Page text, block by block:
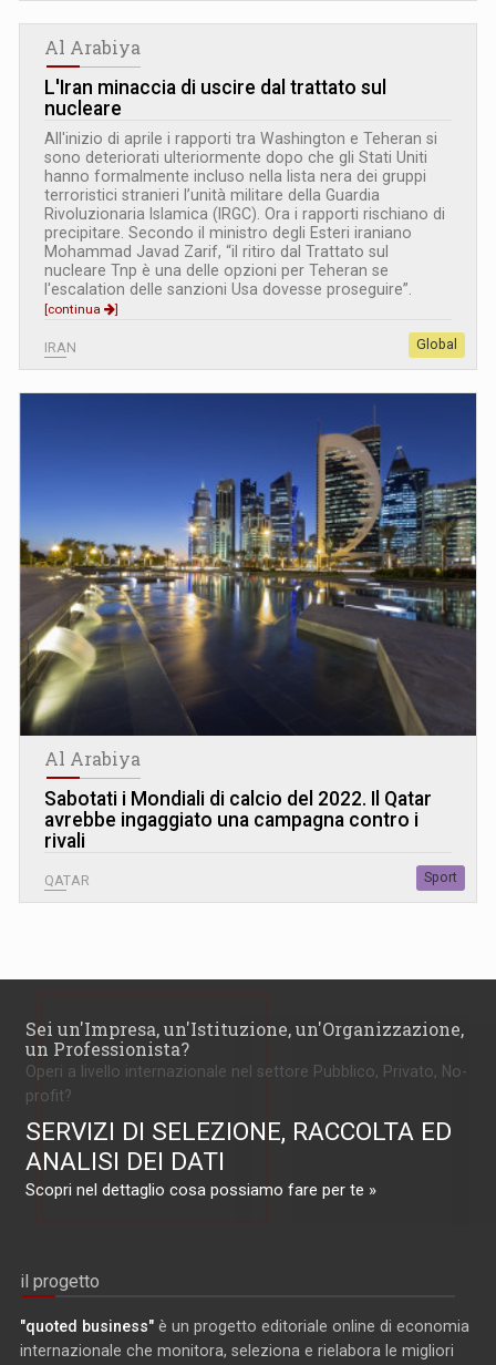
Al Arabiya
L'Iran minaccia di uscire dal trattato sul
nucleare
All'inizio di aprile i rapporti tra Washington e Teheran si
sono deteriorati ulteriormente dopo che gli Stati Uniti
hanno formalmente incluso nella lista nera dei gruppi
terroristici stranieri l’unità militare della Guardia
Rivoluzionaria Islamica (IRGC). Ora i rapporti rischiano di
precipitare. Secondo il ministro degli Esteri iraniano
Mohammad Javad Zarif, “il ritiro dal Trattato sul
nucleare Tnp è una delle opzioni per Teheran se
l'escalation delle sanzioni Usa dovesse proseguire”.
[continua ]
IRAN Global
Al Arabiya
Sabotati i Mondiali di calcio del 2022. Il Qatar
avrebbe ingaggiato una campagna contro i
rivali
QATAR Sport
Sei un'Impresa, un'Istituzione, un'Organizzazione,
un Professionista?
Operi a livello internazionale nel settore Pubblico, Privato, No-
profit?
SERVIZI DI SELEZIONE, RACCOLTA ED
ANALISI DEI DATI
Scopri nel dettaglio cosa possiamo fare per te »
il progetto
"quoted business" è un progetto editoriale online di economia
internazionale che monitora, seleziona e rielabora le migliori